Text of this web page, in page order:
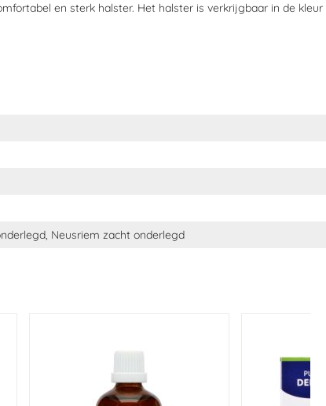
en sterk halster. Het halster is verkrijgbaar in de kleur
Neusriem zacht onderlegd